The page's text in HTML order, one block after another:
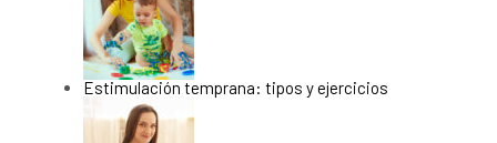
Estimulación temprana: tipos y ejercicios